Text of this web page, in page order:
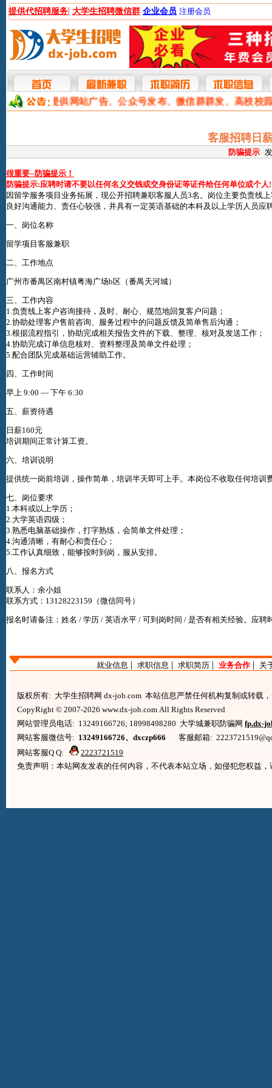
提供代招聘服务| 大学生招聘微信群 企业会员 注册会员
本网提供网站广告、公众号发布、微信群群发、高校校
客服招聘日
防骗提示
很重要--防骗提示！
防骗提示:应聘时请不要以任何名义交钱或交身份证等证件给任何单位或个人!
因留学服务项目业务拓展，现公开招聘兼职客服人员3名。岗位主要负责线
良好沟通能力、责任心较强，并具有一定英语基础的本科及以上学历人员应
一、岗位名称
留学项目客服兼职
二、工作地点
广州市番禺区南村镇粤海广场b区（番禺天河城）
三、工作内容
1.负责线上客户咨询接待，及时、耐心、规范地回复客户问题；
2.协助处理客户售前咨询、服务过程中的问题反馈及简单售后沟通；
3.根据流程指引，协助完成相关报告文件的下载、整理、核对及发送工作；
4.协助完成订单信息核对、资料整理及简单文件处理；
5.配合团队完成基础运营辅助工作。
四、工作时间
早上 9:00 — 下午 6:30
五、薪资待遇
日薪160元
培训期间正常计算工资。
六、培训说明
提供统一岗前培训，操作简单，培训半天即可上手。本岗位不收取任何培训
七、岗位要求
1.本科或以上学历；
2.大学英语四级；
3.熟悉电脑基础操作，打字熟练，会简单文件处理；
4.沟通清晰，有耐心和责任心；
5.工作认真细致，能够按时到岗，服从安排。
八、报名方式
联系人：余小姐
联系方式：13128223159（微信同号）
报名时请备注：姓名 / 学历 / 英语水平 / 可到岗时间 / 是否有相关经验。应聘
就业信息 | 求职信息 | 求职简历| 业务合作| 关
版权所有: 大学生招聘网 dx-job.com 本站信息严禁任何机构复制或转载
CopyRight © 2007-2026 www.dx-job.com All Rights Reserved
网站管理员电话: 13249166726; 18998498280 大学城兼职防骗网 fp.dx-
网站客服微信号: 13249166726、dxczp666 客服邮箱:
网站客服Q Q:
2223721519
免责声明：本站网友发表的任何内容，不代表本站立场，如侵犯您权益